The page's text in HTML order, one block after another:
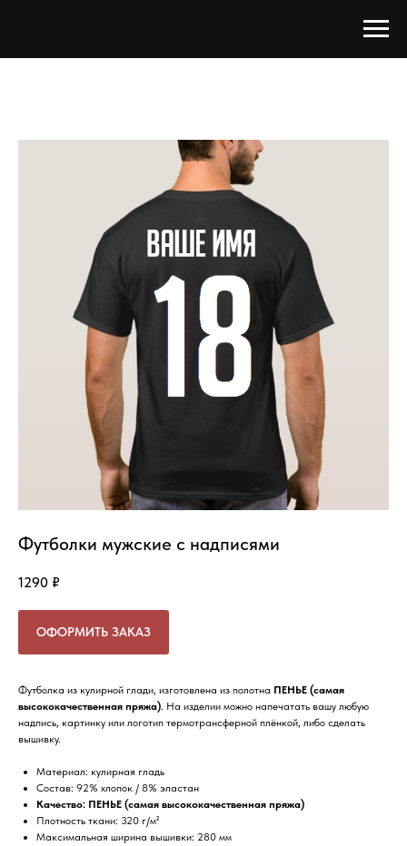
Футболки мужские с надписями
1290 ₽
ОФОРМИТЬ ЗАКАЗ
Футболка из кулирной глади, изготовлена из полотна ПЕНЬЕ (самая
высококачественная пряжа). На изделии можно напечатать вашу любую
надпись, картинку или логотип термотрансферной плёнкой, либо сделать
вышивку.
Материал: кулирная гладь
Состав: 92% хлопок / 8% эластан
Качество: ПЕНЬЕ (самая высококачественная пряжа)
Плотность ткани: 320 г/м²
Максимальная ширина вышивки: 280 мм